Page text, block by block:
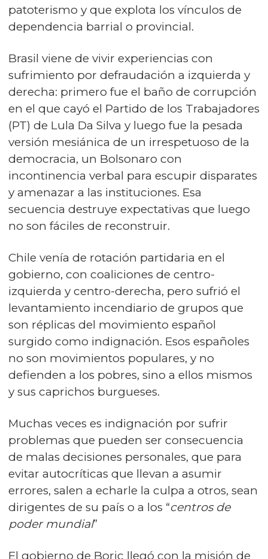
patoterismo y que explota los vínculos de
dependencia barrial o provincial.
Brasil viene de vivir experiencias con
sufrimiento por defraudación a izquierda y
derecha: primero fue el baño de corrupción
en el que cayó el Partido de los Trabajadores
(PT) de Lula Da Silva y luego fue la pesada
versión mesiánica de un irrespetuoso de la
democracia, un Bolsonaro con
incontinencia verbal para escupir disparates
y amenazar a las instituciones. Esa
secuencia destruye expectativas que luego
no son fáciles de reconstruir.
Chile venía de rotación partidaria en el
gobierno, con coaliciones de centro-
izquierda y centro-derecha, pero sufrió el
levantamiento incendiario de grupos que
son réplicas del movimiento español
surgido como indignación. Esos españoles
no son movimientos populares, y no
defienden a los pobres, sino a ellos mismos
y sus caprichos burgueses.
Muchas veces es indignación por sufrir
problemas que pueden ser consecuencia
de malas decisiones personales, que para
evitar autocríticas que llevan a asumir
errores, salen a echarle la culpa a otros, sean
dirigentes de su país o a los “centros de
poder mundial”
El gobierno de Boric llegó con la misión de